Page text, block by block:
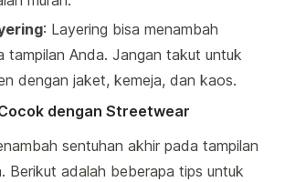
: Layering bisa menambah
tampilan Anda. Jangan takut untuk
dengan jaket, kemeja, dan kaos.
dengan Streetwear
sentuhan akhir pada tampilan
Berikut adalah beberapa tips untuk